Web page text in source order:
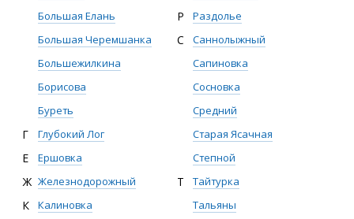
Большая Елань
Большая Черемшанка
Большежилкина
Борисова
Буреть
Г Глубокий Лог
Е Ершовка
Ж Железнодорожный
К
Калиновка
Р Раздолье
С
Саннолыжный
Сапиновка
Сосновка
Средний
Старая Ясачная
Степной
Т
Тайтурка
Тальяны